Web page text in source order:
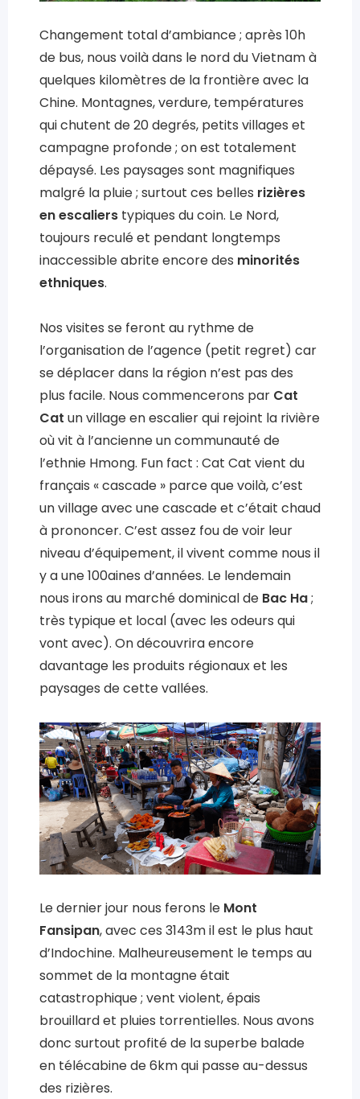
Changement total d’ambiance ; après 10h
de bus, nous voilà dans le nord du Vietnam à
quelques kilomètres de la frontière avec la
Chine. Montagnes, verdure, températures
qui chutent de 20 degrés, petits villages et
campagne profonde ; on est totalement
dépaysé. Les paysages sont magnifiques
malgré la pluie ; surtout ces belles rizières
en escalierstypiques du coin. Le Nord,
toujours reculé et pendant longtemps
inaccessible abrite encore des minorités
ethniques.
Nos visites se feront au rythme de
l’organisation de l’agence (petit regret) car
se déplacer dans la région n’est pas des
plus facile. Nous commencerons par Cat
Cat un village en escalier qui rejoint la rivière
où vit à l’ancienne un communauté de
l’ethnie Hmong. Fun fact : Cat Cat vient du
français « cascade » parce que voilà, c’est
un village avec une cascade et c’était chaud
à prononcer. C’est assez fou de voir leur
niveau d’équipement, il vivent comme nous il
y a une 100aines d’années. Le lendemain
nous irons au marché dominical de Bac Ha;
très typique et local (avec les odeurs qui
vont avec). On découvrira encore
davantage les produits régionaux et les
paysages de cette vallées.
Le dernier jour nous ferons le Mont
Fansipan, avec ces 3143m il est le plus haut
d’Indochine. Malheureusement le temps au
sommet de la montagne était
catastrophique ; vent violent, épais
brouillard et pluies torrentielles. Nous avons
donc surtout profité de la superbe balade
en télécabine de 6km qui passe au-dessus
des rizières.